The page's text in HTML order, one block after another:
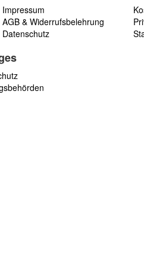
Impressum
AGB & Widerrufsbelehrung
Datenschutz